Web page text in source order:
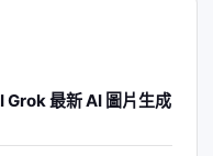
最新 AI 圖片生成